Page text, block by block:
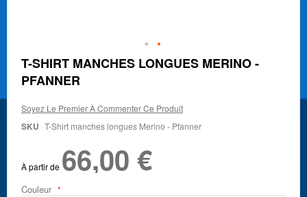
Skip
to
the
of
images
T-SHIRT MANCHES LONGUES MERINO -
PFANNER
Soyez Le Premier À Commenter Ce Produit
SKU T-Shirt manches longues Merino - Pfanner
À partir de 66,00 €
Couleur